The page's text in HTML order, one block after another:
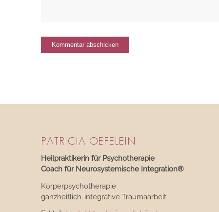
PATRICIA OEFELEIN
Heilpraktikerin für Psychotherapie
Coach für Neurosystemische Integration®
Körperpsychotherapie
ganzheitlich-integrative Traumaarbeit